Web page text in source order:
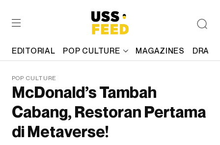
EDITORIAL POP CULTURE MAGAZINES
POP CULTURE
McDonald’s Tambah
Cabang, Restoran Pertama
di Metaverse!